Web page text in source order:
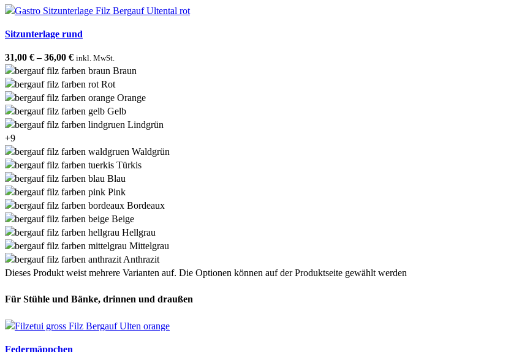
Sitzunterlage rund
31,00 €–36,00 € inkl. MwSt.
Braun
Rot
Orange
Gelb
Lindgrün
+9
Waldgrün
Türkis
Blau
Pink
Bordeaux
Beige
Hellgrau
Mittelgrau
Anthrazit
Dieses Produkt weist mehrere Varianten auf. Die Optionen können auf der Produktseite gewählt werden
Für Stühle und Bänke, drinnen und draußen
Federmäppchen